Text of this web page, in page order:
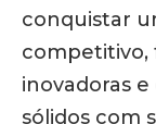
conquistar
competitivo,
inovadoras
sólidos com